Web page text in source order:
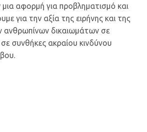
μια αφορμή για προβληματισμό και
για την αξία της ειρήνης και της
ανθρωπίνων δικαιωμάτων σε
συνθήκες ακραίου κινδύνου